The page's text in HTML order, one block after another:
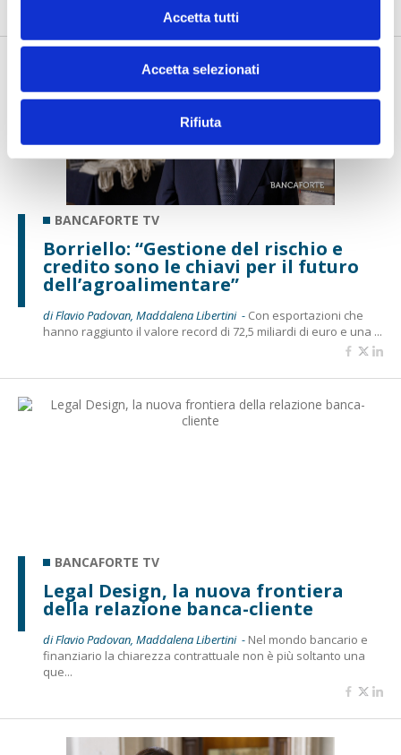
Accetta tutti
Accetta selezionati
Rifiuta
BANCAFORTE TV
Borriello: “Gestione del rischio e
credito sono le chiavi per il futuro
dell’agroalimentare”
di Flavio Padovan, Maddalena Libertini - Con esportazioni che
hanno raggiunto il valore record di 72,5 miliardi di euro e una ...
BANCAFORTE TV
Legal Design, la nuova frontiera
della relazione banca-cliente
di Flavio Padovan, Maddalena Libertini - Nel mondo bancario e
finanziario la chiarezza contrattuale non è più soltanto una
que...